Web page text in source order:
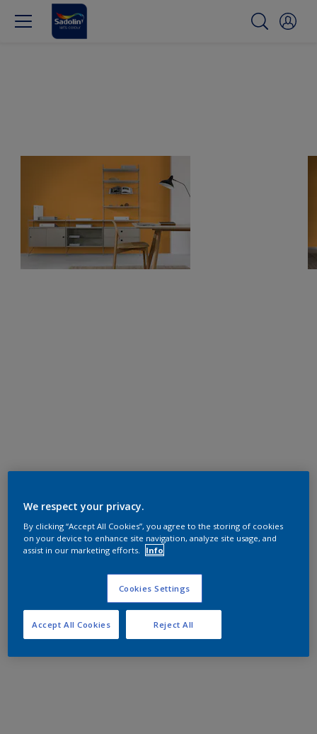
We respect your privacy.
By clicking “Accept All Cookies”, you agree to the storing of cookies
on your device to enhance site navigation, analyze site usage, and
assist in our marketing efforts.
Info
Cookies Settings
Reject All
Accept All Cookies